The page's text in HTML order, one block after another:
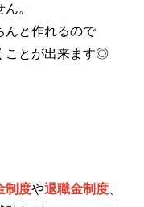
。
んと作れるので
ことが出来ます◎
制度や退職金制度